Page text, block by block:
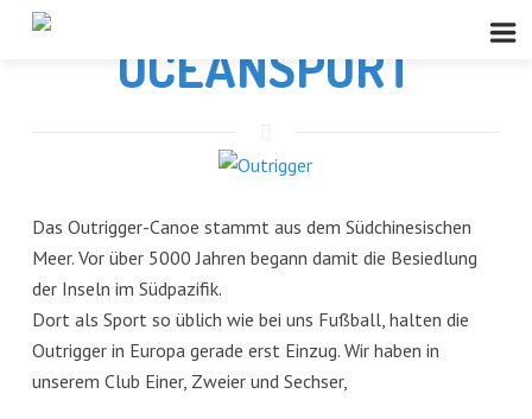
OCEANSPORT
Das Outrigger-Canoe stammt aus dem Südchinesischen
Meer. Vor über 5000 Jahren begann damit die Besiedlung
der Inseln im Südpazifik.
Dort als Sport so üblich wie bei uns Fußball, halten die
Outrigger in Europa gerade erst Einzug. Wir haben in
unserem Club Einer, Zweier und Sechser,